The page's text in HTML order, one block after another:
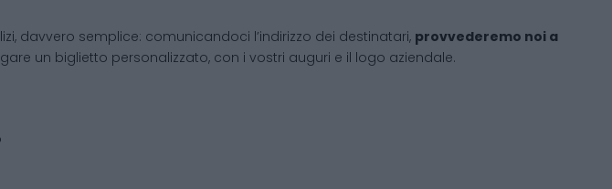
davvero semplice: comunicandoci l’indirizzo dei destinatari, provvederemo noi a
un biglietto personalizzato, con i vostri auguri e il logo aziendale.